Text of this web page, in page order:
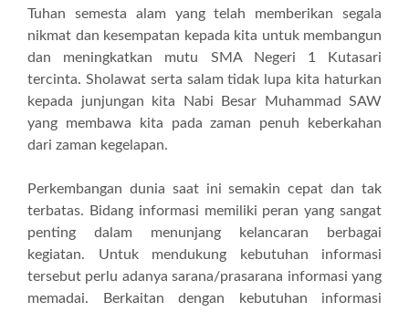
Tuhan semesta alam yang telah memberikan segala
nikmat dan kesempatan kepada kita untuk membangun
dan meningkatkan mutu SMA Negeri 1 Kutasari
tercinta. Sholawat serta salam tidak lupa kita haturkan
kepada junjungan kita Nabi Besar Muhammad SAW
yang membawa kita pada zaman penuh keberkahan
dari zaman kegelapan.
Perkembangan dunia saat ini semakin cepat dan tak
terbatas. Bidang informasi memiliki peran yang sangat
penting dalam menunjang kelancaran berbagai
kegiatan. Untuk mendukung kebutuhan informasi
tersebut perlu adanya sarana/prasarana informasi yang
memadai. Berkaitan dengan kebutuhan informasi